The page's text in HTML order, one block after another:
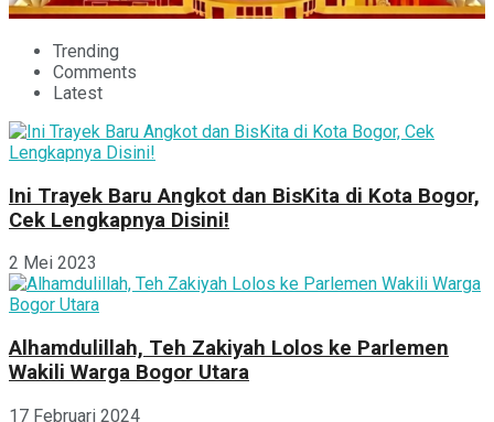
Trending
Comments
Latest
Ini Trayek Baru Angkot dan BisKita di Kota Bogor,
Cek Lengkapnya Disini!
2 Mei 2023
Alhamdulillah, Teh Zakiyah Lolos ke Parlemen
Wakili Warga Bogor Utara
17 Februari 2024